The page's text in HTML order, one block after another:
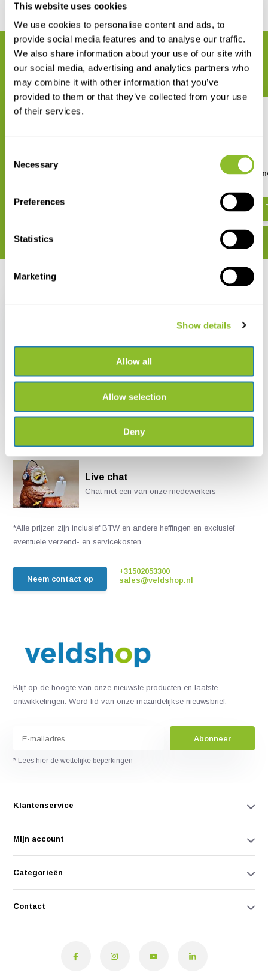
This website uses cookies
We use cookies to personalise content and ads, to
provide social media features and to analyse our traffic.
We also share information about your use of our site with
our social media, advertising and analytics partners who
may combine it with other information that you’ve
provided to them or that they’ve collected from your use
of their services.
Selection
Necessary
Preferences
Statistics
Marketing
Show details
Allow all
Allow selection
Deny
Delen
GERELATEERDE PRODUCTEN
Maak uw bestelling compleet
Plantes de
€ 50,63
Recent bekeken
Méditerranéenne
Live chat
Chat met een van onze medewerkers
*Alle prijzen zijn inclusief BTW en andere heffingen en exclusief
eventuele verzend- en servicekosten
Neem contact op
+31502053300
sales@veldshop.nl
Blijf op de hoogte van onze nieuwste producten en laatste
ontwikkelingen. Word lid van onze maandelijkse nieuwsbrief:
Abonneer
* Lees hier de wettelijke beperkingen
Klantenservice
Mijn account
Categorieën
Contact